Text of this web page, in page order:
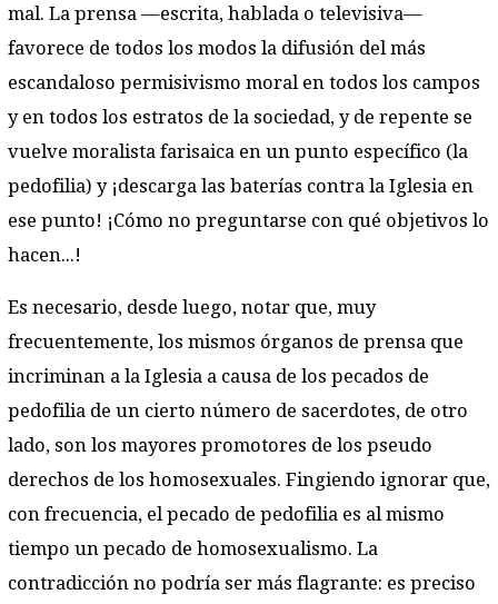
mal. La prensa —escrita, hablada o televisiva—
favorece de todos los modos la difusión del más
escandaloso permisivismo moral en todos los campos
y en todos los estratos de la sociedad, y de repente se
vuelve moralista farisaica en un punto específico (la
pedofilia) y ¡descarga las baterías contra la Iglesia en
ese punto! ¡Cómo no preguntarse con qué objetivos lo
hacen...!
Es necesario, desde luego, notar que, muy
frecuentemente, los mismos órganos de prensa que
incriminan a la Iglesia a causa de los pecados de
pedofilia de un cierto número de sacerdotes, de otro
lado, son los mayores promotores de los pseudo
derechos de los homosexuales. Fingiendo ignorar que,
con frecuencia, el pecado de pedofilia es al mismo
tiempo un pecado de homosexualismo. La
contradicción no podría ser más flagrante: es preciso